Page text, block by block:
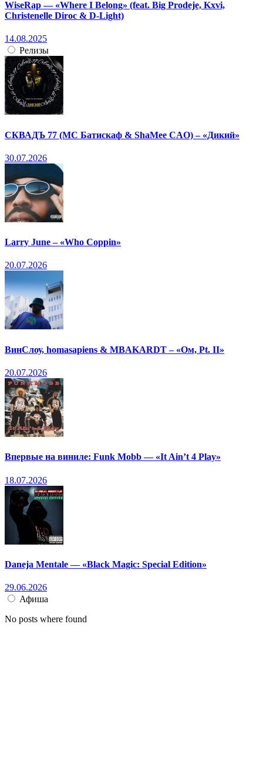
WiseRap — «Where I Belong» (feat. Big Prodeje, Kxvi,
Christenelle Diroc & D-Light)
14.08.2025
Релизы
СКВАДЪ 77 (МС Батискаф & ShaMee CAO) – «Дикий»
30.07.2026
Larry June – «Who Coppin»
20.07.2026
ВинСлоу, homasapiens & MBAKARDT – «Ом, Pt. II»
20.07.2026
Впервые на виниле: Funk Mobb — «It Ain’t 4 Play»
18.07.2026
Daneja Mentale — «Black Magic: Special Edition»
29.06.2026
Афиша
No posts where found